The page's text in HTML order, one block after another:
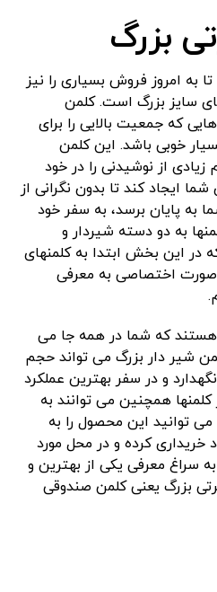
بزرگ
به امروز فروش بسیاری را نیز
سایز بزرگ است. کلمن
که جمعیت بالایی را برای
خوبی باشد. این کلمن
از نوشیدنی را در خود
ایجاد کند تا بدون نگرانی از
به پایان برسد، به سفر خود
به دو دسته شیردار و
این بخش ابتدا به کلمنهای
اختصاصی به معرفی
هستند که شما در همه جا می
شیر دار بزرگ می تواند حجم
و در سفر بهترین عملکرد
همچنین می توانند به
می توانید این محصول را به
خریداری کرده و در محل مورد
سراغ معرفی یکی از بهترین و
بزرگ یعنی کلمن صندوقی